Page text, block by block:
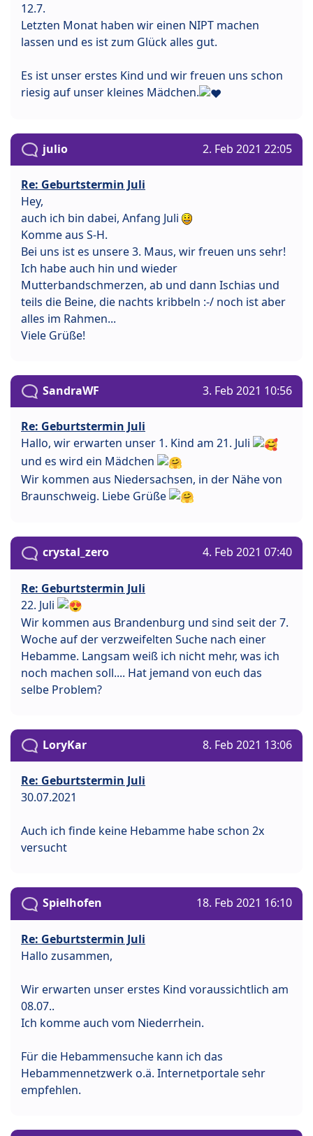
12.7.
Letzten Monat haben wir einen NIPT machen
lassen und es ist zum Glück alles gut.
Es ist unser erstes Kind und wir freuen uns schon
riesig auf unser kleines Mädchen.
julio 2. Feb 2021 22:05
Re: Geburtstermin Juli
Hey,
auch ich bin dabei, Anfang Juli
Komme aus S-H.
Bei uns ist es unsere 3. Maus, wir freuen uns sehr!
Ich habe auch hin und wieder
Mutterbandschmerzen, ab und dann Ischias und
teils die Beine, die nachts kribbeln :-/ noch ist aber
alles im Rahmen...
Viele Grüße!
SandraWF 3. Feb 2021 10:56
Re: Geburtstermin Juli
Hallo, wir erwarten unser 1. Kind am 21. Juli
und es wird ein Mädchen
Wir kommen aus Niedersachsen, in der Nähe von
Braunschweig. Liebe Grüße
crystal_zero 4. Feb 2021 07:40
Re: Geburtstermin Juli
22. Juli
Wir kommen aus Brandenburg und sind seit der 7.
Woche auf der verzweifelten Suche nach einer
Hebamme. Langsam weiß ich nicht mehr, was ich
noch machen soll.... Hat jemand von euch das
selbe Problem?
LoryKar 8. Feb 2021 13:06
Re: Geburtstermin Juli
30.07.2021
Auch ich finde keine Hebamme habe schon 2x
versucht
Spielhofen 18. Feb 2021 16:10
Re: Geburtstermin Juli
Hallo zusammen,
Wir erwarten unser erstes Kind voraussichtlich am
08.07..
Ich komme auch vom Niederrhein.
Für die Hebammensuche kann ich das
Hebammennetzwerk o.ä. Internetportale sehr
empfehlen.